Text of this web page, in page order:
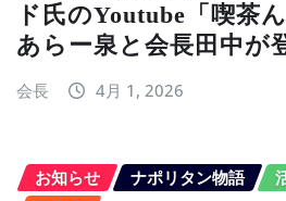
ド氏のYoutube「喫茶
あらー泉と会長田中が
会長 4月 1, 2026
お知らせ ナポリタン物語